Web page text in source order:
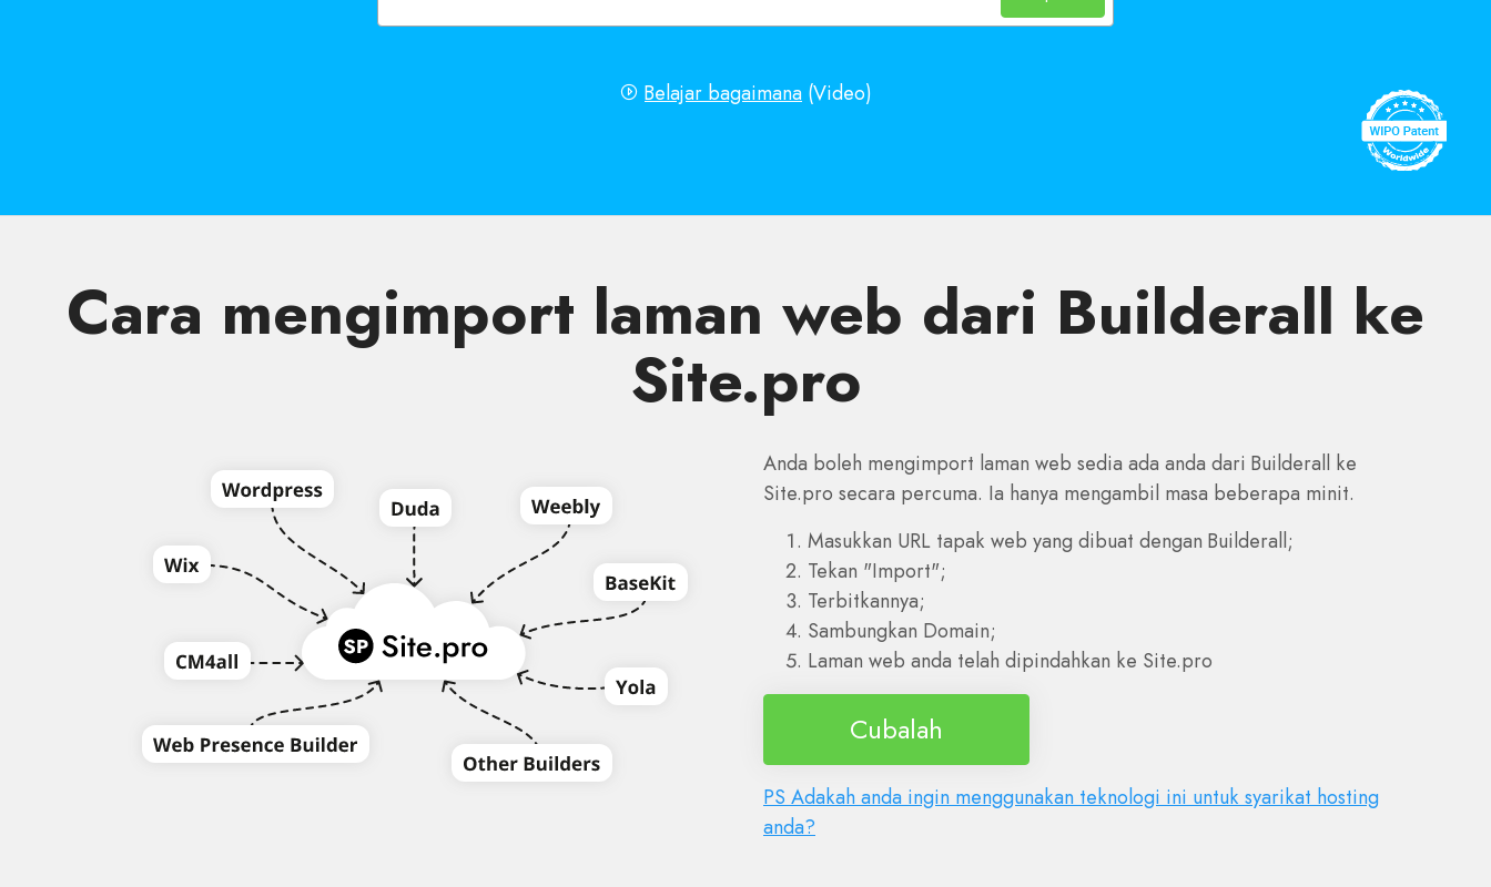
Belajar bagaimana (Video)
Cara mengimport laman web dari Builderall ke
Site.pro
Anda boleh mengimport laman web sedia ada anda dari Builderall ke
Site.pro secara percuma. Ia hanya mengambil masa beberapa minit.
Masukkan URL tapak web yang dibuat dengan Builderall;
Tekan "Import";
Terbitkannya;
Sambungkan Domain;
Laman web anda telah dipindahkan ke Site.pro
Cubalah
PS Adakah anda ingin menggunakan teknologi ini untuk syarikat hosting
anda?